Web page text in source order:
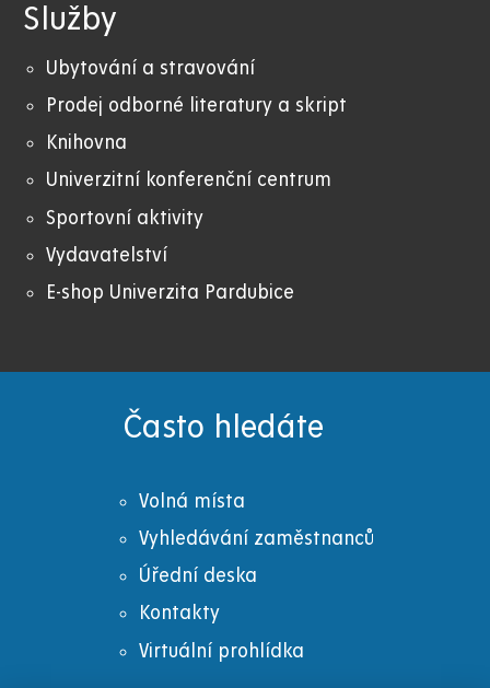
Služby
Ubytování a stravování
Prodej odborné literatury a skript
Knihovna
Univerzitní konferenční centrum
Sportovní aktivity
Vydavatelství
E-shop Univerzita Pardubice
Často hledáte
Volná místa
Vyhledávání zaměstnanců
Úřední deska
Kontakty
Virtuální prohlídka